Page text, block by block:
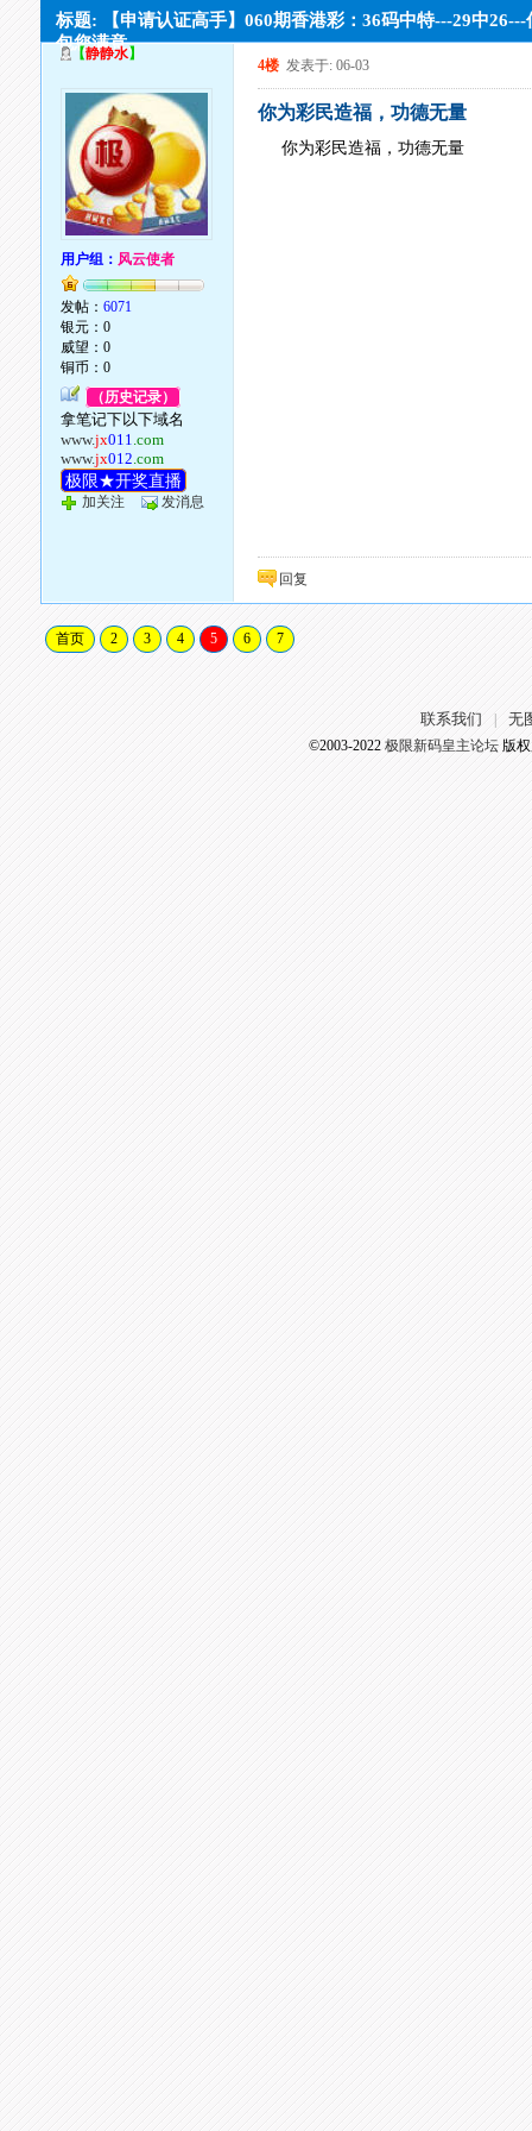
标题: 【申请认证高手】060期香港彩：36码中特---29中
包您满意。
【静静水】
用户组： 风云使者
发帖：6071
银元：0
威望：0
铜币：0
（历史记录）
拿笔记下以下域名
www.jx011.com
www.jx012.com
极限★开奖直播
加关注 发消息
4楼 发表于: 06-03
你为彩民造福，功德无量
你为彩民造福，功德无量
回复
首页 2 3 4 5 6 7
联系我们 无
©2003-2022 极限新码皇主论坛版权